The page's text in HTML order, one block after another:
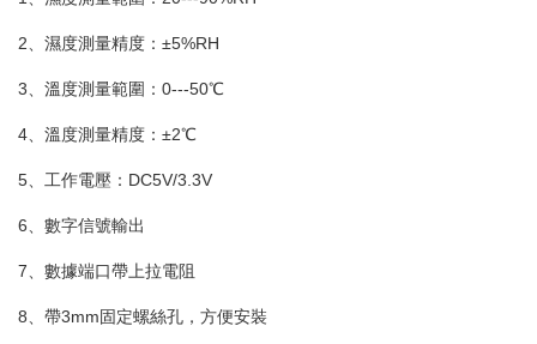
2、濕度測量精度：±5%RH
3、溫度測量範圍：0---50℃
4、溫度測量精度：±2℃
5、工作電壓：DC5V/3.3V
6、數字信號輸出
7、數據端口帶上拉電阻
8、帶3mm固定螺絲孔，方便安裝